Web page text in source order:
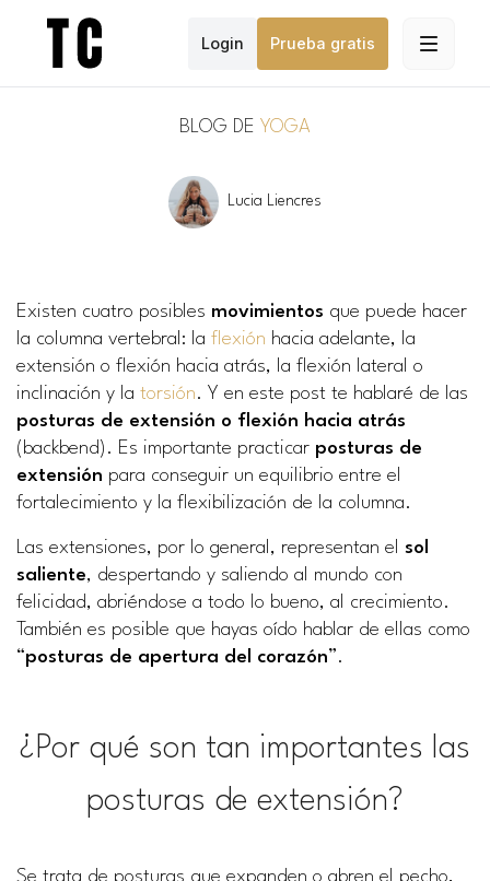
Login Prueba gratis
BLOG DE YOGA
Lucia Liencres
Existen cuatro posibles movimientos que puede hacer
la columna vertebral: la flexión hacia adelante, la
extensión o flexión hacia atrás, la flexión lateral o
inclinación y la torsión. Y en este post te hablaré de las
posturas de extensión o flexión hacia atrás
(backbend). Es importante practicar posturas de
extensión para conseguir un equilibrio entre el
fortalecimiento y la flexibilización de la columna.
Las extensiones, por lo general, representan el sol
saliente, despertando y saliendo al mundo con
felicidad, abriéndose a todo lo bueno, al crecimiento.
También es posible que hayas oído hablar de ellas como
“posturas de apertura del corazón”.
¿Por qué son tan importantes las
posturas de extensión?
Se trata de posturas que expanden o abren el pecho,